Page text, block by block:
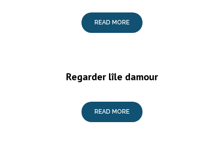
READ MORE
Regarder lîle damour
READ MORE